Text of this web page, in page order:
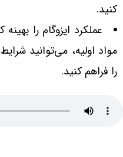
کنید.
عملکرد ایزوگام را
مواد اولیه، می‌توانید
را فراهم کنید.